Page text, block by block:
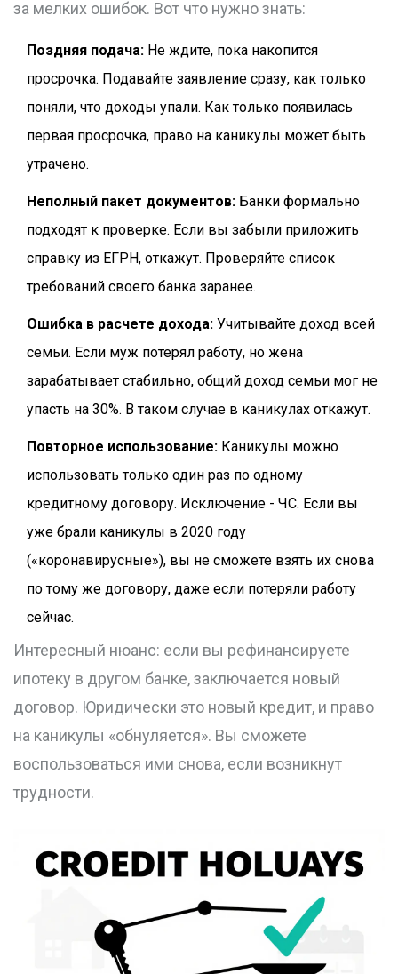
за мелких ошибок. Вот что нужно знать:
Поздняя подача: Не ждите, пока накопится
просрочка. Подавайте заявление сразу, как только
поняли, что доходы упали. Как только появилась
первая просрочка, право на каникулы может быть
утрачено.
Неполный пакет документов: Банки формально
подходят к проверке. Если вы забыли приложить
справку из ЕГРН, откажут. Проверяйте список
требований своего банка заранее.
Ошибка в расчете дохода: Учитывайте доход всей
семьи. Если муж потерял работу, но жена
зарабатывает стабильно, общий доход семьи мог не
упасть на 30%. В таком случае в каникулах откажут.
Повторное использование: Каникулы можно
использовать только один раз по одному
кредитному договору. Исключение - ЧС. Если вы
уже брали каникулы в 2020 году
(«коронавирусные»), вы не сможете взять их снова
по тому же договору, даже если потеряли работу
сейчас.
Интересный нюанс: если вы рефинансируете
ипотеку в другом банке, заключается новый
договор. Юридически это новый кредит, и право
на каникулы «обнуляется». Вы сможете
воспользоваться ими снова, если возникнут
трудности.